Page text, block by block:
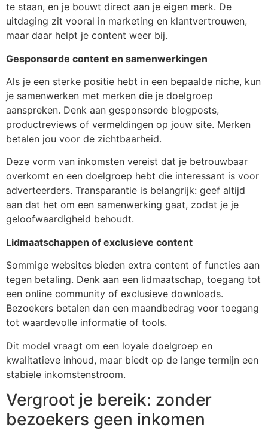
te staan, en je bouwt direct aan je eigen merk. De
uitdaging zit vooral in marketing en klantvertrouwen,
maar daar helpt je content weer bij.
Gesponsorde content en samenwerkingen
Als je een sterke positie hebt in een bepaalde niche, kun
je samenwerken met merken die je doelgroep
aanspreken. Denk aan gesponsorde blogposts,
productreviews of vermeldingen op jouw site. Merken
betalen jou voor de zichtbaarheid.
Deze vorm van inkomsten vereist dat je betrouwbaar
overkomt en een doelgroep hebt die interessant is voor
adverteerders. Transparantie is belangrijk: geef altijd
aan dat het om een samenwerking gaat, zodat je je
geloofwaardigheid behoudt.
Lidmaatschappen of exclusieve content
Sommige websites bieden extra content of functies aan
tegen betaling. Denk aan een lidmaatschap, toegang tot
een online community of exclusieve downloads.
Bezoekers betalen dan een maandbedrag voor toegang
tot waardevolle informatie of tools.
Dit model vraagt om een loyale doelgroep en
kwalitatieve inhoud, maar biedt op de lange termijn een
stabiele inkomstenstroom.
Vergroot je bereik: zonder
bezoekers geen inkomen